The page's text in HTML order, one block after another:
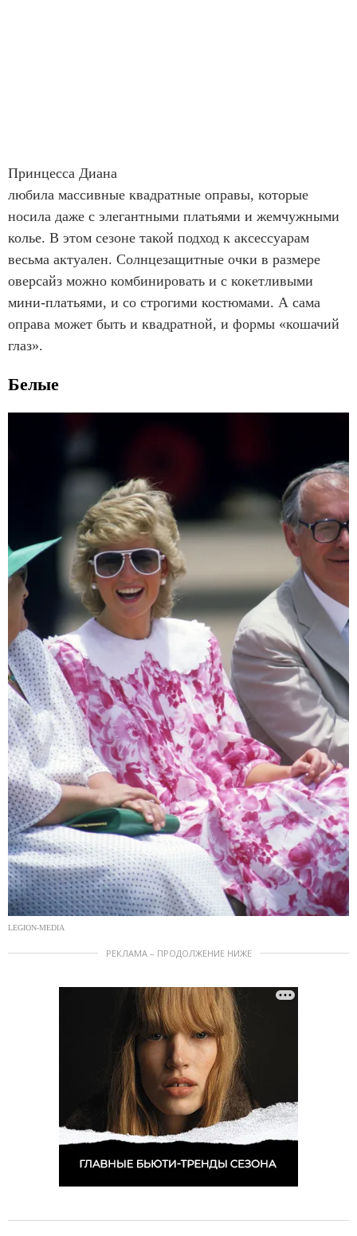
Принцесса Диана
любила массивные квадратные оправы, которые
носила даже с элегантными платьями и жемчужными
колье. В этом сезоне такой подход к аксессуарам
весьма актуален. Солнцезащитные очки в размере
оверсайз можно комбинировать и с кокетливыми
мини-платьями, и со строгими костюмами. А сама
оправа может быть и квадратной, и формы «кошачий
глаз».
Белые
LEGION-MEDIA
РЕКЛАМА – ПРОДОЛЖЕНИЕ НИЖЕ